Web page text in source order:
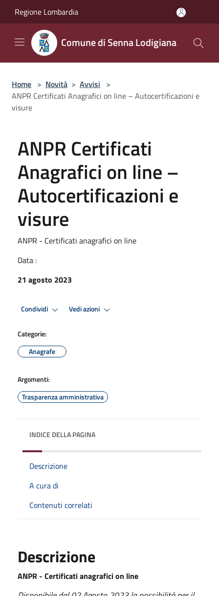
Regione Lombardia
Comune di Senna Lodigiana
Home > Novità > Avvisi >
ANPR Certificati Anagrafici on line – Autocertificazioni e
visure
ANPR Certificati
Anagrafici on line –
Autocertificazioni e
visure
ANPR - Certificati anagrafici on line
Data :
21 agosto 2023
Condividi Vedi azioni
Categorie:
Anagrafe
Argomenti:
Trasparenza amministrativa
INDICE DELLA PAGINA
Descrizione
A cura di
Contenuti correlati
Descrizione
ANPR - Certificati anagrafici on line